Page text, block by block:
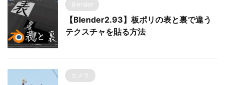
Blender
【Blender2.93】板ポリの表と裏で違う
テクスチャを貼る方法
カメラ